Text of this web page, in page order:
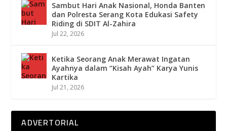
Sambut Hari Anak Nasional, Honda Banten
dan Polresta Serang Kota Edukasi Safety
Riding di SDIT Al-Zahira
Jul 22, 2026
Ketika Seorang Anak Merawat Ingatan
Ayahnya dalam “Kisah Ayah” Karya Yunis
Kartika
Jul 21, 2026
ADVERTORIAL